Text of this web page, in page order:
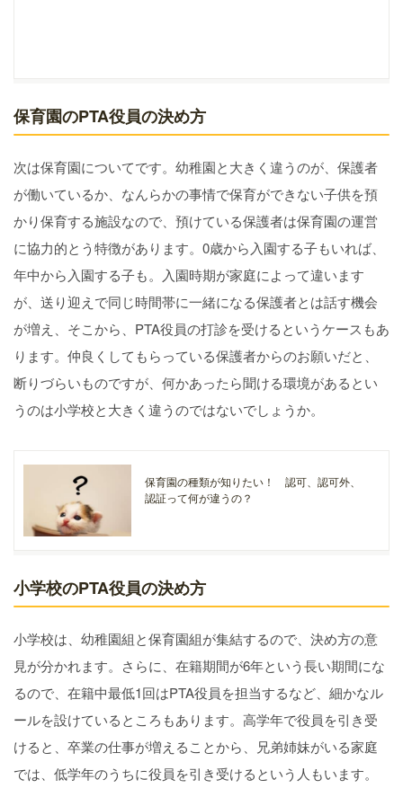
保育園のPTA役員の決め方
次は保育園についてです。幼稚園と大きく違うのが、保護者
が働いているか、なんらかの事情で保育ができない子供を預
かり保育する施設なので、預けている保護者は保育園の運営
に協力的とう特徴があります。0歳から入園する子もいれば、
年中から入園する子も。入園時期が家庭によって違います
が、送り迎えで同じ時間帯に一緒になる保護者とは話す機会
が増え、そこから、PTA役員の打診を受けるというケースもあ
ります。仲良くしてもらっている保護者からのお願いだと、
断りづらいものですが、何かあったら聞ける環境があるとい
うのは小学校と大きく違うのではないでしょうか。
保育園の種類が知りたい！ 認可、認可外、
認証って何が違うの？
小学校のPTA役員の決め方
小学校は、幼稚園組と保育園組が集結するので、決め方の意
見が分かれます。さらに、在籍期間が6年という長い期間にな
るので、在籍中最低1回はPTA役員を担当するなど、細かなル
ールを設けているところもあります。高学年で役員を引き受
けると、卒業の仕事が増えることから、兄弟姉妹がいる家庭
では、低学年のうちに役員を引き受けるという人もいます。